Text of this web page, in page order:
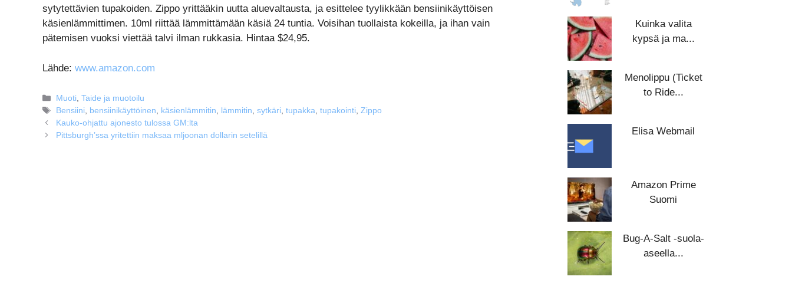
sytytettävien tupakoiden. Zippo yrittääkin uutta aluevaltausta, ja esittelee tyylikkään bensiinikäyttöisen
käsienlämmittimen. 10ml riittää lämmittämään käsiä 24 tuntia. Voisihan tuollaista kokeilla, ja ihan vain
pätemisen vuoksi viettää talvi ilman rukkasia. Hintaa $24,95.
Lähde: www.amazon.com
Kategoriat
Muoti,Taide ja muotoilu
Avainsanat
Bensiini, bensiinikäyttöinen, käsienlämmitin, lämmitin,sytkäri,tupakka,tupakointi,Zippo
Kauko-ohjattu ajonesto tulossa GM:lta
Pittsburgh’ssa yritettiin maksaa mljoonan dollarin setelillä
Kuinka valita
kypsä ja ma...
Menolippu (Ticket
to Ride...
Elisa Webmail
Amazon Prime
Suomi
Bug-A-Salt -suola-
aseella...